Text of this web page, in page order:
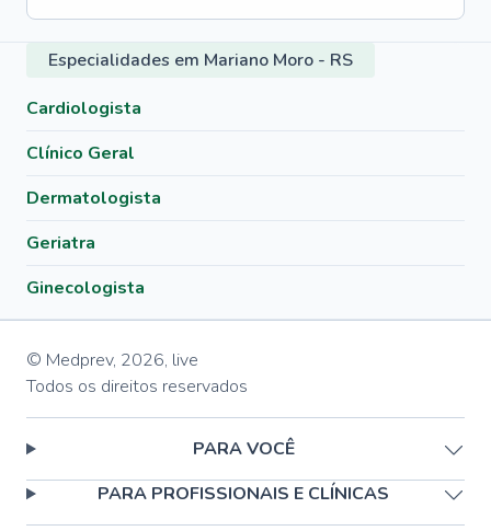
Especialidades em Mariano Moro - RS
Cardiologista
Clínico Geral
Dermatologista
Geriatra
Ginecologista
© Medprev, 2026, live
Todos os direitos reservados
PARA VOCÊ
PARA PROFISSIONAIS E CLÍNICAS